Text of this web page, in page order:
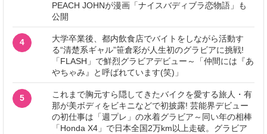
PEACH JOHNが漫画「ナイスバディブラ恋物語」も
公開
4
大学卒業後、都内飲食店でバイトをしながら活動す
る“清楚系ギャル”笹倉彩が人生初のグラビアに挑戦!
「FLASH」で鮮烈グラビアデビュー～「仲間には『あ
やちゃみ』と呼ばれています(笑)」
5
これまで胸元すら隠してきたバイクを愛する旅人・有
那が美ボディをビキニなどで初披露! 芸能界デビュー
の初仕事は「週プレ」の水着グラビア～同い年の相棒
「Honda X4」で日本全国2万km以上走破。グラビア